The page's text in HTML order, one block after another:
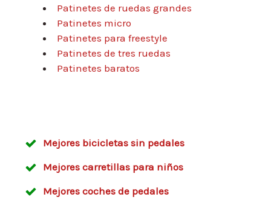
Patinetes de ruedas grandes
Patinetes micro
Patinetes para freestyle
Patinetes de tres ruedas
Patinetes baratos
Mejores bicicletas sin pedales
Mejores carretillas para niños
Mejores coches de pedales